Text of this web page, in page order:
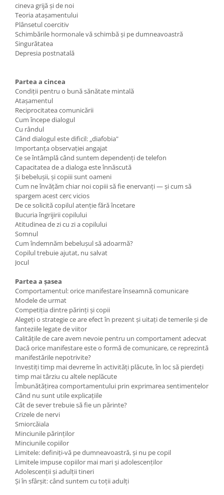
cineva grijă și de noi
Teoria atașamentului
Plânsetul coercitiv
Schimbările hormonale vă schimbă și pe dumneavoastră
Singurătatea
Depresia postnatală
Partea a cincea
Condiții pentru o bună sănătate mintală
Atașamentul
Reciprocitatea comunicării
Cum începe dialogul
Cu rândul
Când dialogul este dificil: „diafobia"
Importanța observației angajat
Ce se întâmplă când suntem dependenți de telefon
Capacitatea de a dialoga este înnăscută
Și bebelușii, și copiii sunt oameni
Cum ne învățăm chiar noi copiii să fie enervanți — și cum să
spargem acest cerc vicios
De ce solicită copilul atenție fără încetare
Bucuria îngrijirii copilului
Atitudinea de zi cu zi a copilului
Somnul
Cum îndemnăm bebelușul să adoarmă?
Copilul trebuie ajutat, nu salvat
Jocul
Partea a șasea
Comportamentul: orice manifestare înseamnă comunicare
Modele de urmat
Competiția dintre părinți și copii
Alegeți o strategie ce are efect în prezent și uitați de temerile și de
fanteziile legate de viitor
Calitățile de care avem nevoie pentru un comportament adecvat
Dacă orice manifestare este o formă de comunicare, ce reprezintă
manifestările nepotrivite?
Investiți timp mai devreme în activități plăcute, în loc să pierdeți
timp mai târziu cu altele neplăcute
Îmbunătățirea comportamentului prin exprimarea sentimentelor
Când nu sunt utile explicațiile
Cât de sever trebuie să fie un părinte?
Crizele de nervi
Smiorcăiala
Minciunile părinților
Minciunile copiilor
Limitele: definiți‑vă pe dumneavoastră, și nu pe copil
Limitele impuse copiilor mai mari și adolescenților
Adolescenții și adulții tineri
Și în sfârșit: când suntem cu toții adulți